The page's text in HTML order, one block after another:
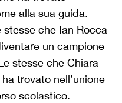
alla sua guida.
che Ian Rocca
un campione
stesse che Chiara
trovato nell’unione
scolastico.